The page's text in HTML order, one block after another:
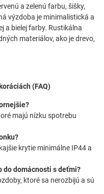
a zelenú farbu, šišky,
výzdoba je minimalistická a
a bielej farby. Rustikálna
materiálov, ako je drevo,
(FAQ)
majú nízku spotrebu
krytie minimálne IP44 a
do domácnosti s deťmi?
ktoré sa nerozbijú a sú